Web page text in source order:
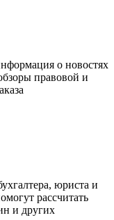
о новостях
правовой и
юриста и
рассчитать
и других